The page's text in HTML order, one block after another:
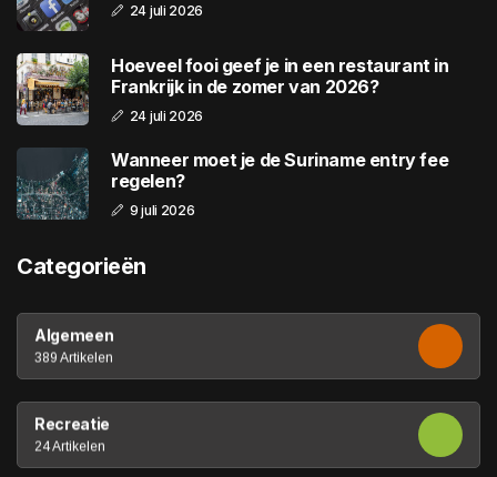
24 juli 2026
Hoeveel fooi geef je in een restaurant in
Frankrijk in de zomer van 2026?
24 juli 2026
Wanneer moet je de Suriname entry fee
regelen?
9 juli 2026
Categorieën
Algemeen
389 Artikelen
Recreatie
24 Artikelen